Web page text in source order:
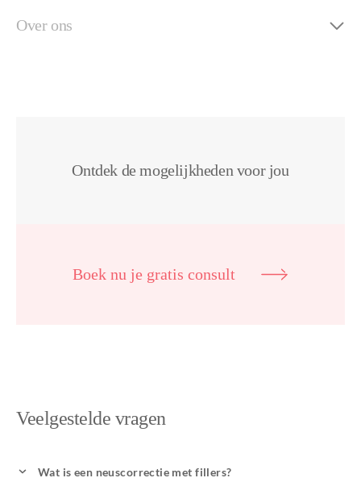
Over ons
Ontdek de mogelijkheden voor jou
Boek nu je gratis consult
Veelgestelde vragen
Wat is een neuscorrectie met fillers?